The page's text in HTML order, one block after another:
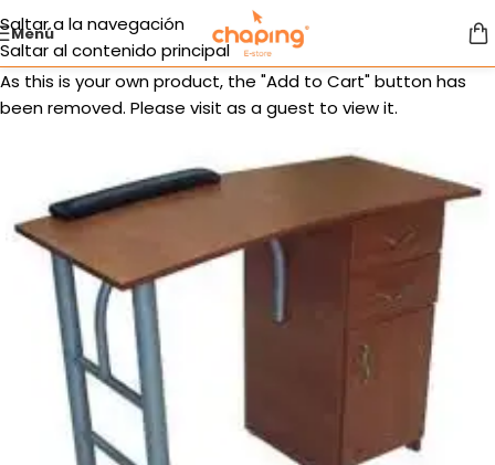
Saltar a la navegación
Saltar al contenido principal
Menú
As this is your own product, the "Add to Cart" button has
been removed. Please visit as a guest to view it.